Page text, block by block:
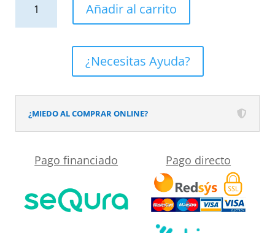
cm
Solid
Surface
Verde
cantidad
Añadir al carrito
¿Necesitas Ayuda?
¿MIEDO AL COMPRAR ONLINE?
Pago financiado Pago directo